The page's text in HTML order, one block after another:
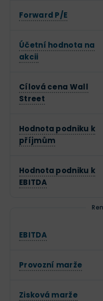
Forward P/E
Účetní hodnota na
akcii
Cílová cena Wall
Street
Hodnota podniku k
příjmům
Hodnota podniku k
EBITDA
EBITDA
Provozní marže
Zisková marže